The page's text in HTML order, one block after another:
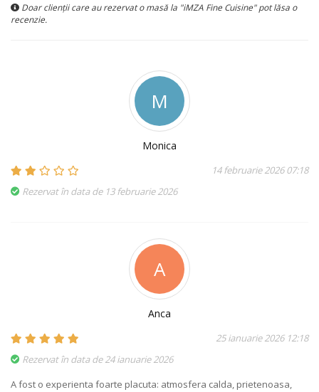
Doar clienții care au rezervat o masă la "iMZA Fine Cuisine" pot lăsa o
recenzie.
M
Monica
14 februarie 2026 07:18
Rezervat în data de 13 februarie 2026
A
Anca
25 ianuarie 2026 12:18
Rezervat în data de 24 ianuarie 2026
A fost o experienta foarte placuta: atmosfera calda, prietenoasa,